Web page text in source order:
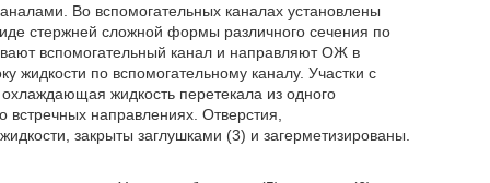
Во вспомогательных каналах установлены
стержней сложной формы различного сечения по
вспомогательный канал и направляют ОЖ в
жидкости по вспомогательному каналу. Участки с
жидкость перетекала из одного
направлениях. Отверстия,
закрыты заглушками (3) и загерметизированы.